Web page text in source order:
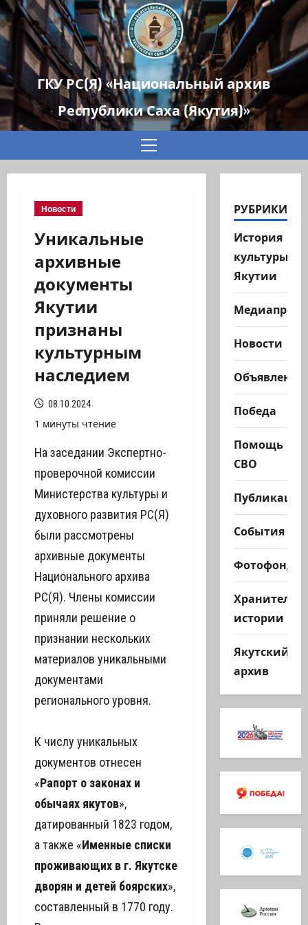
ГКУ РС(Я) «Национальный архив
Республики Саха (Якутия)»
Основное
Новости
Уникальные
архивные
документы
Якутии
признаны
культурным
наследием
08.10.2024
1 минуты чтение
На заседании Экспертно-
проверочной комиссии
Министерства культуры и
духовного развития РС(Я)
были рассмотрены
архивные документы
Национального архива
РС(Я). Члены комиссии
приняли решение о
признании нескольких
материалов уникальными
документами
регионального уровня.
К числу уникальных
документов отнесен
«Рапорт о законах и
обычаях якутов»,
датированный 1823 годом,
а также «Именные списки
проживающих в г. Якутске
дворян и детей боярских»,
составленный в 1770 году.
РУБРИКИ
История
культуры
Якутии
Новости
Объявления
Победа
Помощь
СВО
Публикации
События
Фотофонд
Хранители
истории
Якутский
архив